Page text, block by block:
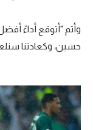
كويز في الجول
وأتم "أتوقع أداءً
حسين، وكعادتنا